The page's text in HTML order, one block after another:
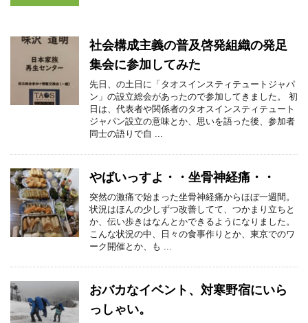
社会構成主義の普及啓発組織の発足
集会に参加してみた
先日、の土日に「タオスインスティテュートジャパ
ン」の設立総会があったので参加してきました。 初
日は、代表者や関係者のタオスインスティテュート
ジャパン設立の意味とか、思いを語った後、参加者
同士の語りで自 ...
やばいっすよ・・坐骨神経痛・・
突然の激痛で始まった坐骨神経痛からほぼ一週間。
状況はほんの少しずつ改善してて、つかまり立ちと
か、伝い歩きはなんとかできるようになりました。
こんな状況の中、日々の食事作りとか、東京でのワ
ーク開催とか、も ...
おバカなイベント、対寒野宿にいら
っしゃい。